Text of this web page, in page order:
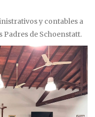
y contables a
de Schoenstatt.